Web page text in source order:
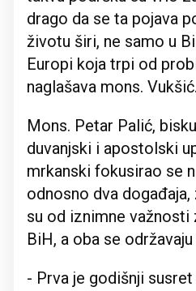
drago da se ta pojava
životu širi, ne samo u
Europi koja trpi od
naglašava mons. Vukšić.
Mons. Petar Palić,
duvanjski i apostolski
mrkanski fokusirao se
odnosno dva
su od iznimne važnosti
BiH, a oba se
- Prva je godišnji